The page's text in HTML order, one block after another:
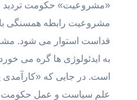
«مشروعیت» حکومت تردید
مشروعیت رابطه همسنگی با
قداست استوار می شود.
به ایدئولوژی ها گره می
است. در جایی که «کارآمدی
علم سیاست و عمل حکومت